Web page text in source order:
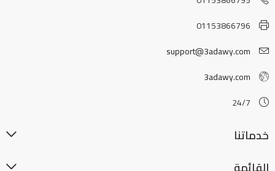
01153866796
support@3adawy.com
3adawy.com
24/7
خدماتنا